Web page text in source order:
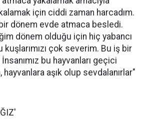
için ciddi zaman harcadım.
dönem evde atmaca besledi.
dönem olduğu için hiç yabancı
kuşlarımızı çok severim. Bu iş bir
bu hayvanları geçici
hayvanlara aşık olup sevdalanırlar"